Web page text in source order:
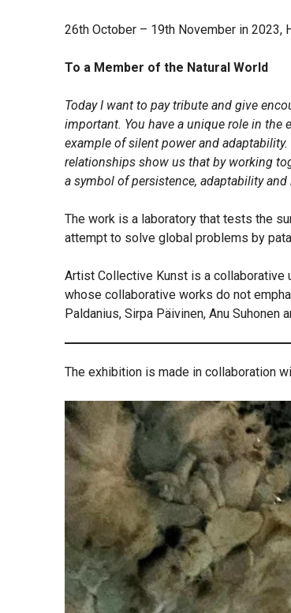
26th October – 19th November in 2023,
To a Member of the Natural World
Today I want to pay tribute and give
important. You have a unique role in the
example of silent power and
relationships show us that by working
a symbol of persistence, adaptability
The work is a laboratory that tests the
attempt to solve global problems by
Artist Collective Kunst is a collaborative
whose collaborative works do not
Paldanius, Sirpa Päivinen, Anu Suhonen
The exhibition is made in collaboration